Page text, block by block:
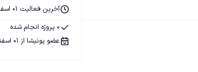
آخرین فعالیت 01 اسفند 1396
0 پروژه انجام شده
عضو پونیشا از 01 اسفند 1396